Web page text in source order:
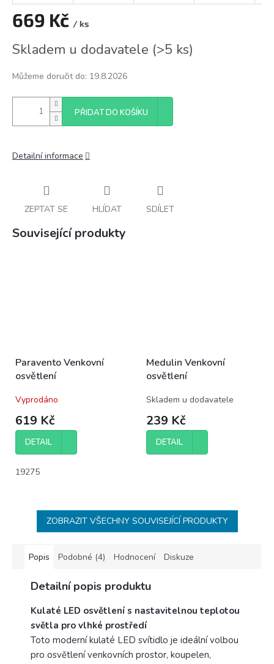
669 Kč / ks
cena:
Skladem u dodavatele (>5 ks)
Můžeme doručit do: 19.8.2026
PŘIDAT DO KOŠÍKU
Detailní informace
ZEPTAT SE HLÍDAT SDÍLET
Související produkty
Paravento Venkovní
osvětlení
Vyprodáno
619 Kč
DETAIL
19275
Medulin Venkovní
osvětlení
Skladem u dodavatele
239 Kč
DETAIL
ZOBRAZIT VŠECHNY SOUVISEJÍCÍ PRODUKTY
Popis Podobné (4) Hodnocení Diskuze
Detailní popis produktu
Kulaté LED osvětlení s nastavitelnou teplotou
světla pro vlhké prostředí
Toto moderní kulaté LED svítidlo je ideální volbou
pro osvětlení venkovních prostor, koupelen,